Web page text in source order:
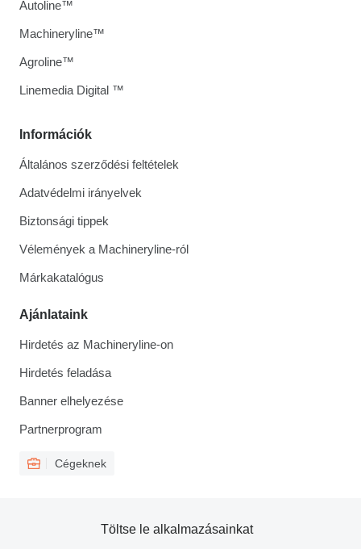
Információk
Általános szerződési feltételek
Adatvédelmi irányelvek
Biztonsági tippek
Vélemények a Machineryline-ról
Márkakatalógus
Ajánlataink
Hirdetés az Machineryline-on
Hirdetés feladása
Banner elhelyezése
Partnerprogram
Cégeknek
Autoline™
Machineryline™
Agroline™
Linemedia Digital ™
Töltse le alkalmazásainkat